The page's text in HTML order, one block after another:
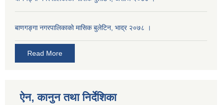
बाणगङ्गा नगरपालिकाकाे मासिक बुलेटिन, भाद्र २०७८ ।
Read More
ऐन, कानुन तथा निर्देशिका